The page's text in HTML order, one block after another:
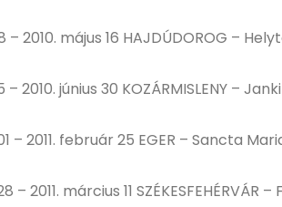
– 2010. május 16 HAJDÚDOROG –
– 2010. június 30 KOZÁRMISLENY –
– 2011. február 25 EGER – Sancta
– 2011. március 11